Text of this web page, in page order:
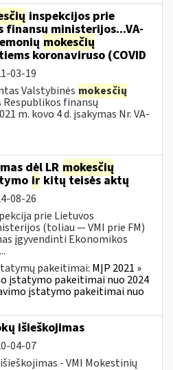
inspekcijos prie
finansų ministerijos...VA-
mokesčių
koronaviruso (COVID
03-19
Valstybinės mokesčių
finansų
m. kovo 4 d. įsakymas Nr. VA-
dėl LR mokesčių
ir kitų teisės aktų
08-26
prie Lietuvos
(toliau — VMI prie FM)
įgyvendinti Ekonomikos
pakeitimai: MĮP 2021 »
įstatymo pakeitimai nuo 2024
įstatymo pakeitimai nuo
išieškojimas
04-07
- VMI Mokestinių